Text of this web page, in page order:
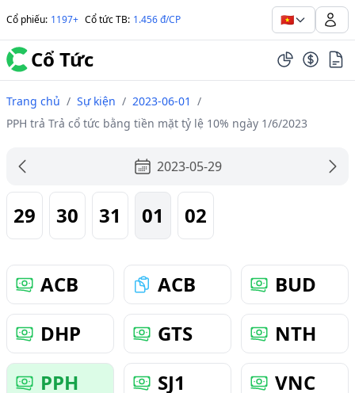
Cổ phiếu: 1197+ Cổ tức TB: 1.456 đ/CP 🇻🇳
Cổ Tức
Trang chủ / Sự kiện / 2023-06-01 /
PPH trả Trả cổ tức bằng tiền mặt tỷ lệ 10% ngày 1/6/2023
2023-05-29
29 30 31 01 02
ACB ACB
BUD
DHP
GTS
NTH
PPH
SJ1
VNC